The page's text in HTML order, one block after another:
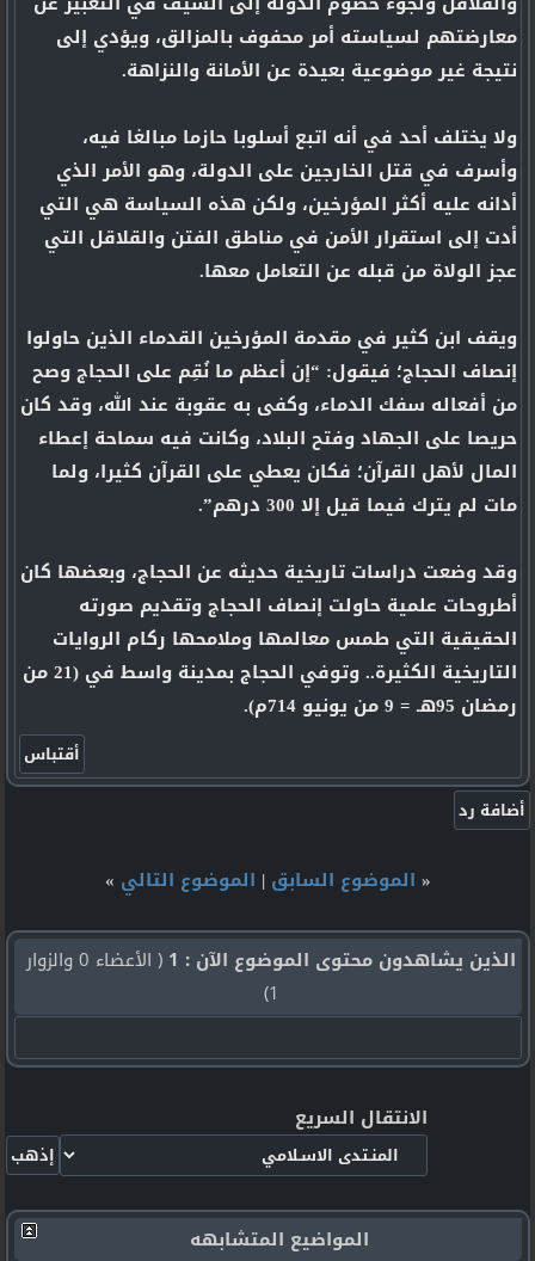
معارضتهم لسياسته أمر محفوف بالمزالق، ويؤدي إلى
نتيجة غير موضوعية بعيدة عن الأمانة والنزاهة.
ولا يختلف أحد في أنه اتبع أسلوبا حازما مبالغا فيه،
وأسرف في قتل الخارجين على الدولة، وهو الأمر الذي
أدانه عليه أكثر المؤرخين، ولكن هذه السياسة هي التي
أدت إلى استقرار الأمن في مناطق الفتن والقلاقل التي
عجز الولاة من قبله عن التعامل معها.
ويقف ابن كثير في مقدمة المؤرخين القدماء الذين حاولوا
إنصاف الحجاج؛ فيقول: “إن أعظم ما نُقِم على الحجاج وصح
من أفعاله سفك الدماء، وكفى به عقوبة عند الله، وقد كان
حريصا على الجهاد وفتح البلاد، وكانت فيه سماحة إعطاء
المال لأهل القرآن؛ فكان يعطي على القرآن كثيرا، ولما
مات لم يترك فيما قيل إلا 300 درهم”.
وقد وضعت دراسات تاريخية حديثه عن الحجاج، وبعضها كان
أطروحات علمية حاولت إنصاف الحجاج وتقديم صورته
الحقيقية التي طمس معالمها وملامحها ركام الروايات
التاريخية الكثيرة.. وتوفي الحجاج بمدينة واسط في (21 من
رمضان 95هـ = 9 من يونيو 714م).
« الموضوع السابق | الموضوع التالي »
الذين يشاهدون محتوى الموضوع الآن : 1
( الأعضاء 0 والزوار
1)
الانتقال السريع
المواضيع المتشابهه